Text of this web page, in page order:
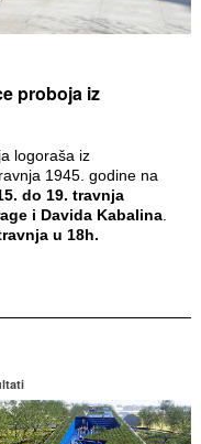
proboja iz
logoraša iz
1945. godine na
do 19. travnja
i Davida Kabalina.
u 18h.